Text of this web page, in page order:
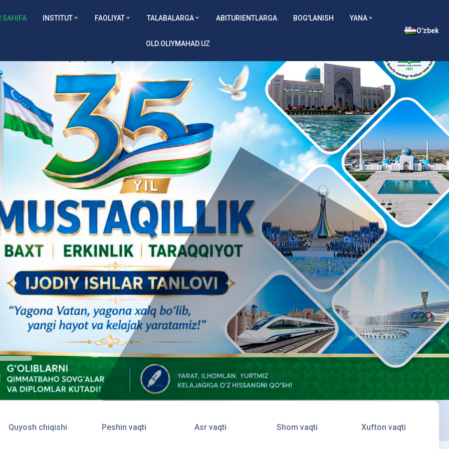
SAHIFA INSTITUT FAOLIYAT TALABALARGA ABITURIENTLARGA BOG'LANISH YANA
OLD.OLIYMAHAD.UZ
O'zbek
Quyosh chiqishi Peshin vaqti Asr vaqti Shom vaqti Xufton vaqti